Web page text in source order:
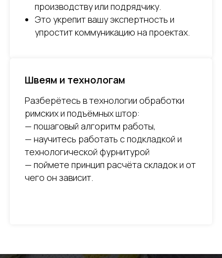
производству или подрядчику.
Это укрепит вашу экспертность и
упростит коммуникацию на проектах.
Швеям и технологам
Разберётесь в технологии обработки
римских и подъёмных штор:
— пошаговый алгоритм работы,
— научитесь работать с подкладкой и
технологической фурнитурой
— поймете принцип расчёта складок и от
чего он зависит.